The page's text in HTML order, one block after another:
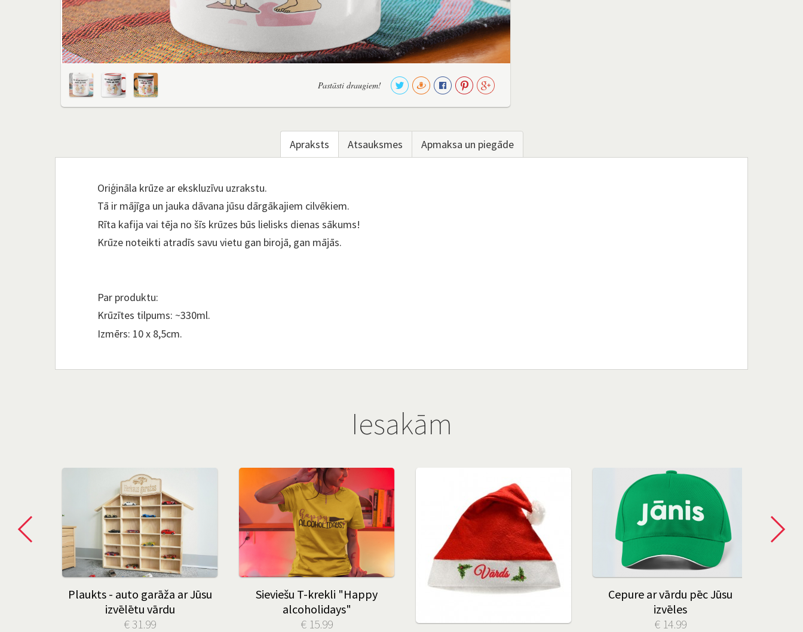
Pastāsti draugiem!
Apraksts Atsauksmes Apmaksa un piegāde
Oriģināla krūze ar ekskluzīvu uzrakstu.
Tā ir mājīga un jauka dāvana jūsu dārgākajiem cilvēkiem.
Rīta kafija vai tēja no šīs krūzes būs lielisks dienas sākums!
Krūze noteikti atradīs savu vietu gan birojā, gan mājās.
Par produktu:
Krūzītes tilpums: ~330ml.
Izmērs: 10 x 8,5cm.
Iesakām
Plaukts - auto garāža ar Jūsu
izvēlētu vārdu
€ 31.99
Sieviešu T-krekli "Happy
alcoholidays"
€ 15.99
Cepure ar vārdu pēc Jūsu
izvēles
€ 14.99